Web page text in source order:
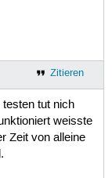
Zitieren
tut nich
weisste
Zeit von alleine